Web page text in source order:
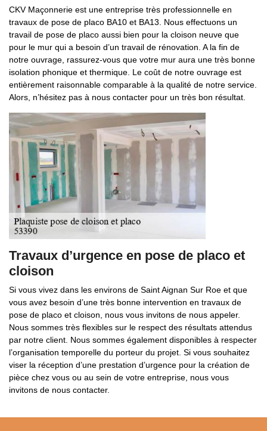
CKV Maçonnerie est une entreprise très professionnelle en
travaux de pose de placo BA10 et BA13. Nous effectuons un
travail de pose de placo aussi bien pour la cloison neuve que
pour le mur qui a besoin d’un travail de rénovation. A la fin de
notre ouvrage, rassurez-vous que votre mur aura une très bonne
isolation phonique et thermique. Le coût de notre ouvrage est
entièrement raisonnable comparable à la qualité de notre service.
Alors, n’hésitez pas à nous contacter pour un très bon résultat.
Travaux d’urgence en pose de placo et
cloison
Si vous vivez dans les environs de Saint Aignan Sur Roe et que
vous avez besoin d’une très bonne intervention en travaux de
pose de placo et cloison, nous vous invitons de nous appeler.
Nous sommes très flexibles sur le respect des résultats attendus
par notre client. Nous sommes également disponibles à respecter
l’organisation temporelle du porteur du projet. Si vous souhaitez
viser la réception d’une prestation d’urgence pour la création de
pièce chez vous ou au sein de votre entreprise, nous vous
invitons de nous contacter.